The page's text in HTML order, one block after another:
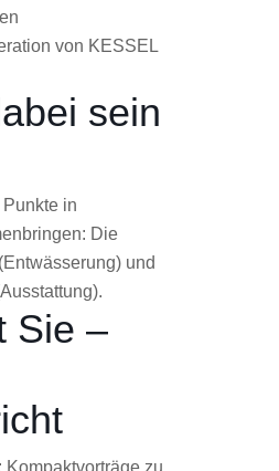
von KESSEL
sein
in
Die
und
Sie –